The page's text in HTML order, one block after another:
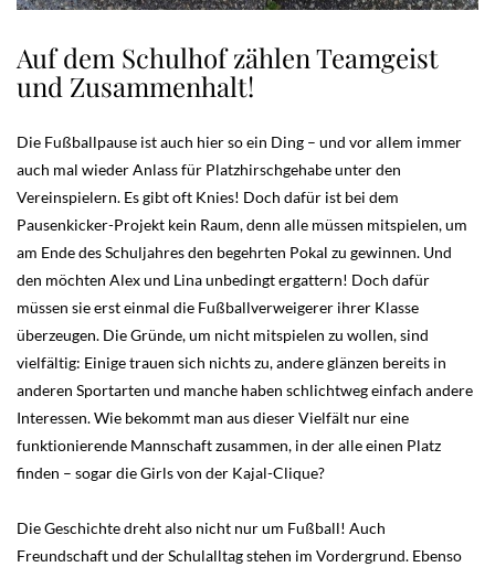
Auf dem Schulhof zählen Teamgeist
und Zusammenhalt!
Die Fußballpause ist auch hier so ein Ding – und vor allem immer
auch mal wieder Anlass für Platzhirschgehabe unter den
Vereinspielern. Es gibt oft Knies! Doch dafür ist bei dem
Pausenkicker-Projekt kein Raum, denn alle müssen mitspielen, um
am Ende des Schuljahres den begehrten Pokal zu gewinnen. Und
den möchten Alex und Lina unbedingt ergattern! Doch dafür
müssen sie erst einmal die Fußballverweigerer ihrer Klasse
überzeugen. Die Gründe, um nicht mitspielen zu wollen, sind
vielfältig: Einige trauen sich nichts zu, andere glänzen bereits in
anderen Sportarten und manche haben schlichtweg einfach andere
Interessen. Wie bekommt man aus dieser Vielfält nur eine
funktionierende Mannschaft zusammen, in der alle einen Platz
finden – sogar die Girls von der Kajal-Clique?
Die Geschichte dreht also nicht nur um Fußball! Auch
Freundschaft und der Schulalltag stehen im Vordergrund. Ebenso